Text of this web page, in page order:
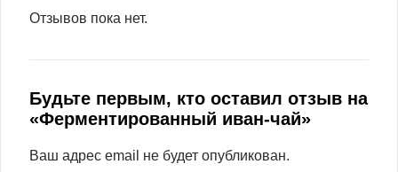
Отзывов пока нет.
Будьте первым, кто оставил отзыв на
«Ферментированный иван-чай»
Ваш адрес email не будет опубликован.